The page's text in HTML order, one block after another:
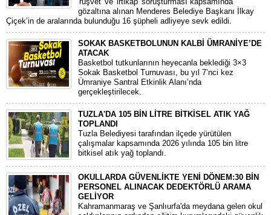
gözaltına alınan Menderes Belediye Başkanı İlkay
Çiçek’in de aralarında bulunduğu 16 şüpheli adliyeye sevk edildi.
SOKAK BASKETBOLUNUN KALBİ ÜMRANİYE’DE
ATACAK
Basketbol tutkunlarının heyecanla beklediği 3×3
Sokak Basketbol Turnuvası, bu yıl 7’nci kez
Ümraniye Santral Etkinlik Alanı’nda
gerçekleştirilecek.
TUZLA'DA 105 BİN LİTRE BİTKİSEL ATIK YAĞ
TOPLANDI
Tuzla Belediyesi tarafından ilçede yürütülen
çalışmalar kapsamında 2026 yılında 105 bin litre
bitkisel atık yağ toplandı.
OKULLARDA GÜVENLİKTE YENİ DÖNEM:30 BİN
PERSONEL ALINACAK DEDEKTÖRLÜ ARAMA
GELİYOR
​Kahramanmaraş ve Şanlıurfa'da meydana gelen okul